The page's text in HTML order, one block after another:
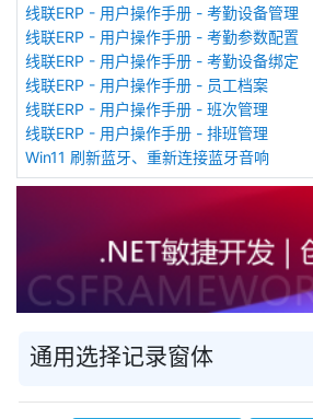
线联ERP - 用户操作手册 - 考勤设备管理
线联ERP - 用户操作手册 - 考勤参数配置
线联ERP - 用户操作手册 - 考勤设备绑定
线联ERP - 用户操作手册 - 员工档案
线联ERP - 用户操作手册 - 班次管理
线联ERP - 用户操作手册 - 排班管理
Win11 刷新蓝牙、重新连接蓝牙音响
通用选择记录窗体